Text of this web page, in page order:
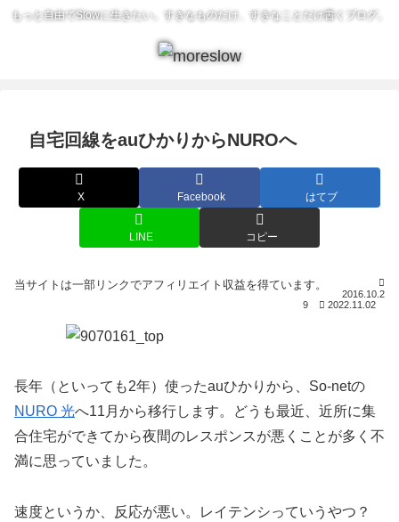
もっと自由でSlowに生きたい。すきなものだけ、すきなことだけ書くブログ。
自宅回線をauひかりからNUROへ
X Facebook はてブ
LINE コピー
2016.10.2
9
2022.11.02
長年（といっても2年）使ったauひかりから、So-netの
NURO 光へ11月から移行します。どうも最近、近所に集
合住宅ができてから夜間のレスポンスが悪くことが多く不
満に思っていました。
速度というか、反応が悪い。レイテンシっていうやつ？